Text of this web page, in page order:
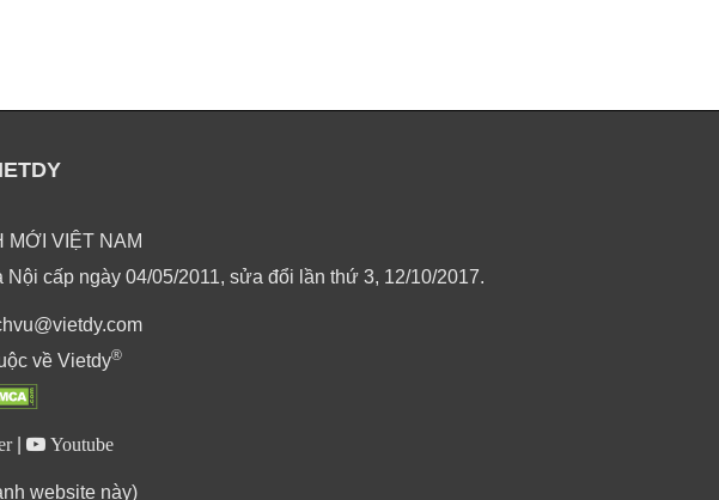
MỚI VIỆT NAM
cấp ngày 04/05/2011, sửa đổi lần thứ 3, 12/10/2017.
về Vietdy®
Youtube
website này)